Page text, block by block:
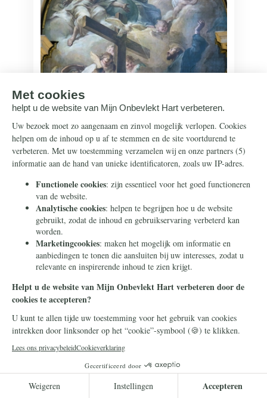
Heiligen
De "vliegende frater": Sint-Jozef van
Cupertino
Zijn medebroeders in het klooster
noemden hem Broeder Ezel. De Kerk viert
zijn feestdag op 18 september. Zijn leven
bevat een les voor iedereen.
Lees meer